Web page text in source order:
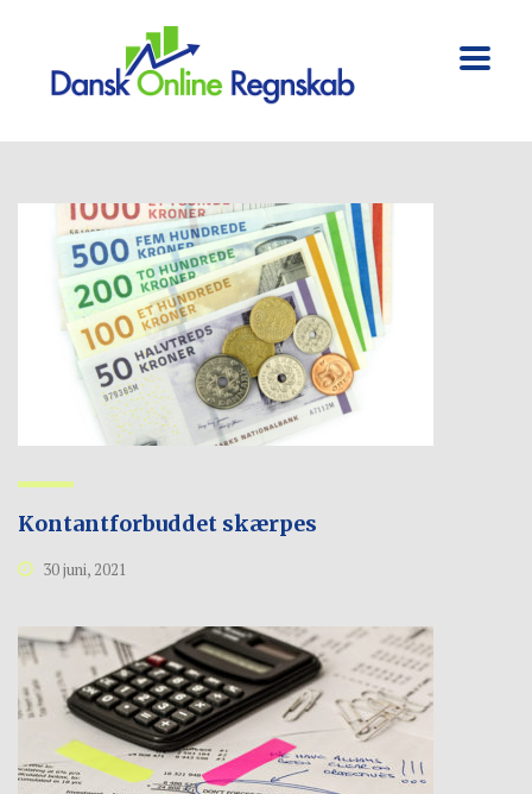
Kontantforbuddet skærpes
30 juni, 2021